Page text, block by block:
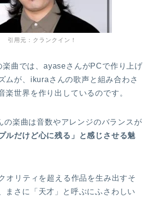
引用元：クランクイン！
曲では、ayaseさんがPCで作り上げ
ムが、ikuraさんの歌声と組み合わさ
楽世界を作り出しているのです。
の楽曲は音数やアレンジのバランスが
ルだけど心に残る」と感じさせる魅
オリティを超える作品を生み出すそ
まさに「天才」と呼ぶにふさわしい